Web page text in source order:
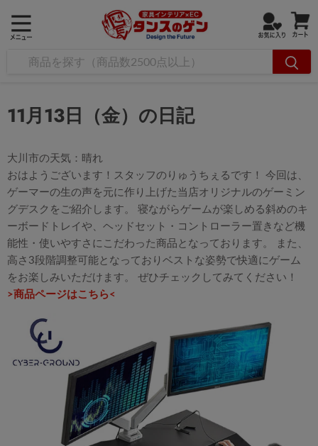
11月13日（金）の日記
大川市の天気：晴れ
おはようございます！スタッフのりゅうちぇるです！ 今回は、
ゲーマーの生の声を元に作り上げた当店オリジナルのゲーミン
グデスクをご紹介します。 寝ながらゲームが楽しめる斜めのキ
ーボードトレイや、ヘッドセット・コントローラー置きなど機
能性・使いやすさにこだわった商品となっております。 また、
高さ3段階調整可能となっておりベストな姿勢で快適にゲーム
をお楽しみいただけます。 ぜひチェックしてみてください！
>商品ページはこちら<